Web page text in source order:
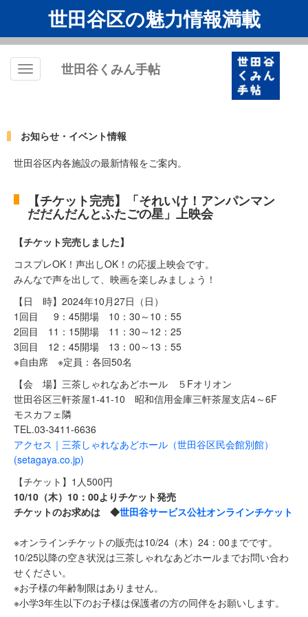
世田谷区の魅力情報満載
Toggle
世田谷くみん手帖
お知らせ・イベント情報
世田谷区内各施設の最新情報をご案内。
【チケット完売】「それいけ！アンパンマン
だだんだんとふたごの星」上映会
【チケット完売しました】
コスプレOK！声出しOK！の応援上映会です。
みんなで声を出して、映画を楽しみましょう！
【日 時】2024年10月27日（日）
1回目 9：45開場 10：30～10：55
2回目 11：15開場 11：30～12：25
3回目 12：45開場 13：00～13：55
※自由席 ※定員：各回50名
【会 場】三茶しゃれなあどホール ５Fオリオン
世田谷区三軒茶屋1-41-10 昭和信用金庫三軒茶屋支店4～6F
モスカフェ隣
TEL.03-3411-6636
アクセス｜三茶しゃれなあどホール（世田谷区民会館別館）
(setagaya.co.jp)
【チケット】1人500円
10/10（木）10：00よりチケット発売
チケットのお求めは ◆世田谷サービス公社オンラインチケット
※オンラインチケットの販売は10/24（木）24：00までです。
10/25以降の空き状況は三茶しゃれなあどホールまでお問い合わ
せください。
※お子様の年齢制限はありません。
※小学3年生以下のお子様は保護者の方の同伴をお願いします。